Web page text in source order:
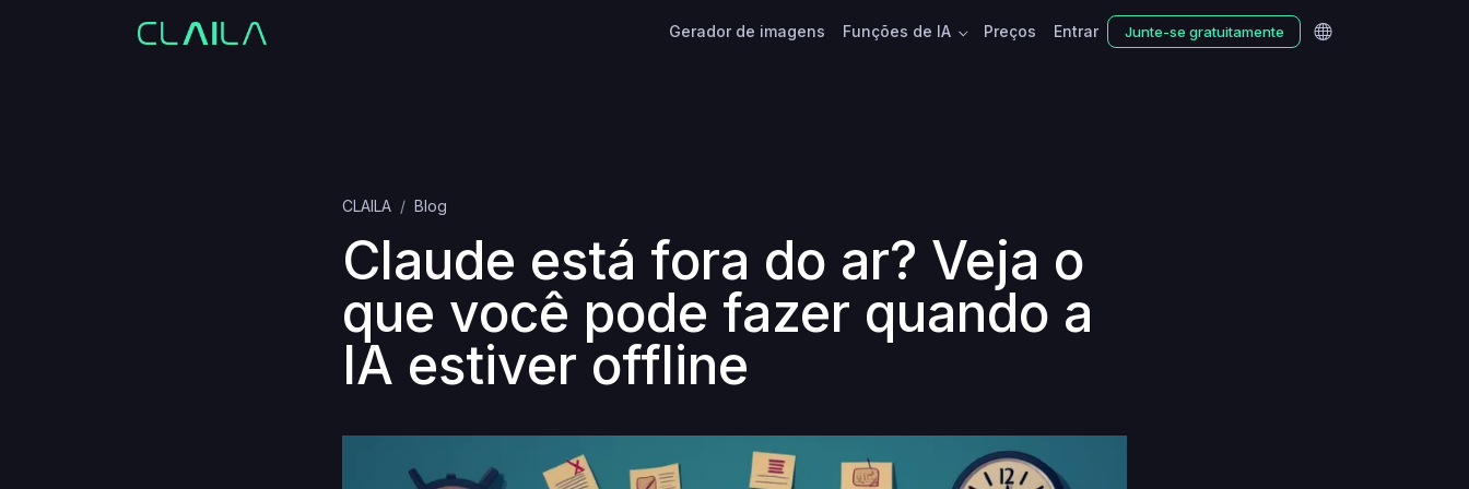
Gerador de imagens Funções de IA Preços Entrar Junte-se gratuitamente
CLAILA Blog
Claude está fora do ar? Veja o
que você pode fazer quando a
IA estiver offline